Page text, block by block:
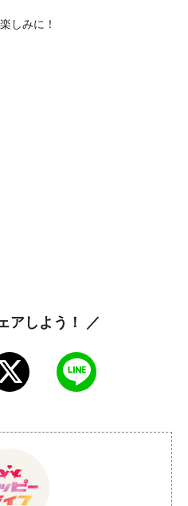
しみに！
アしよう！ ／